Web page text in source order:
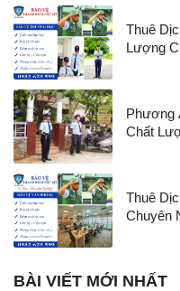
Thuê
Lượng
Phương
Chất
Thuê
Chuyên
BÀI VIẾT MỚI NHẤT